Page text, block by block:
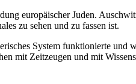
europäischer Juden.
zu sehen und zu fassen ist.
System funktionierte
mit Zeitzeugen und mit